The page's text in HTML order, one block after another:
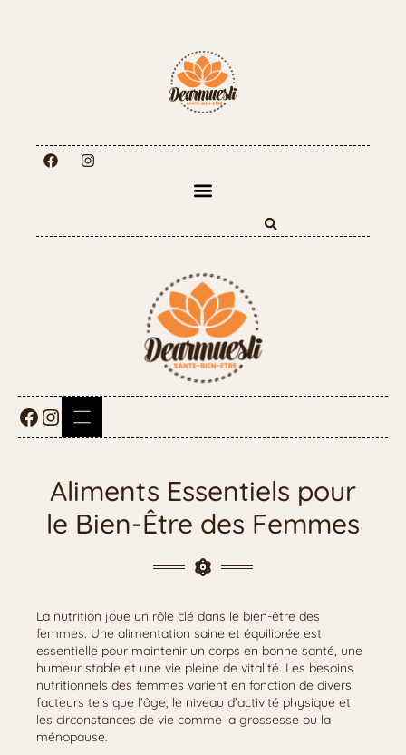
Aliments Essentiels pour
le Bien-Être des Femmes
La nutrition joue un rôle clé dans le bien-être des
femmes. Une alimentation saine et équilibrée est
essentielle pour maintenir un corps en bonne santé, une
humeur stable et une vie pleine de vitalité. Les besoins
nutritionnels des femmes varient en fonction de divers
facteurs tels que l’âge, le niveau d’activité physique et
les circonstances de vie comme la grossesse ou la
ménopause.